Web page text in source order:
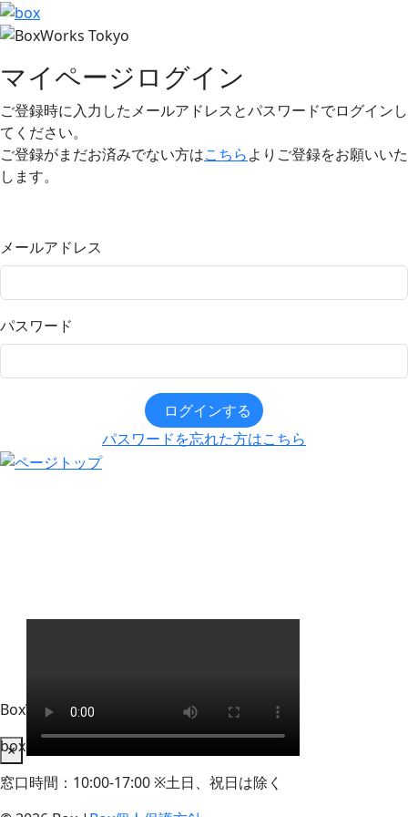
マイページログイン
ご登録時に入力したメールアドレスとパスワードでログインし
てください。
ご登録がまだお済みでない方はこちらよりご登録をお願いいた
します。
メールアドレス
パスワード
ログインする
パスワードを忘れた方はこちら
BoxWorks Tokyo + Osaka 来場者事務局
box-info_registration@event-admin.jp
窓口時間：10:00-17:00 ※土日、祝日は除く
×